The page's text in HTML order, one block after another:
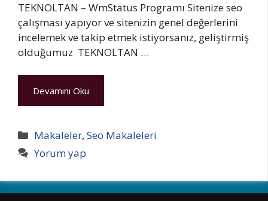
TEKNOLTAN – WmStatus Programı Sitenize seo
çalışması yapıyor ve sitenizin genel değerlerini
incelemek ve takip etmek istiyorsanız, geliştirmiş
olduğumuz TEKNOLTAN …
Devamını Oku
Kategoriler
Makaleler,Seo Makaleleri
Yorum yap